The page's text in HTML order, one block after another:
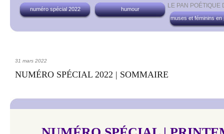
LE PAN POÉTIQUE
numéro spécial 2022
humour
muses et féminins en
31 mars 2022
NUMÉRO SPÉCIAL 2022 | SOMMAIRE